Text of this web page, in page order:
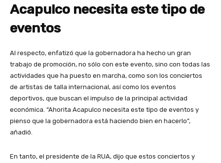
Acapulco necesita este tipo de
eventos
Al respecto, enfatizó que la gobernadora ha hecho un gran
trabajo de promoción, no sólo con este evento, sino con todas las
actividades que ha puesto en marcha, como son los conciertos
de artistas de talla internacional, así como los eventos
deportivos, que buscan el impulso de la principal actividad
económica. “Ahorita Acapulco necesita este tipo de eventos y
pienso que la gobernadora está haciendo bien en hacerlo”,
añadió.
En tanto, el presidente de la RUA, dijo que estos conciertos y